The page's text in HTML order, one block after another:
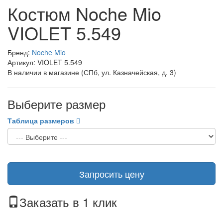
Костюм Noche Mio
VIOLET 5.549
Бренд: Noche Mio
Артикул: VIOLET 5.549
В наличии в магазине (СПб, ул. Казначейская, д. 3)
Выберите размер
Таблица размеров
Запросить цену
Заказать в 1 клик